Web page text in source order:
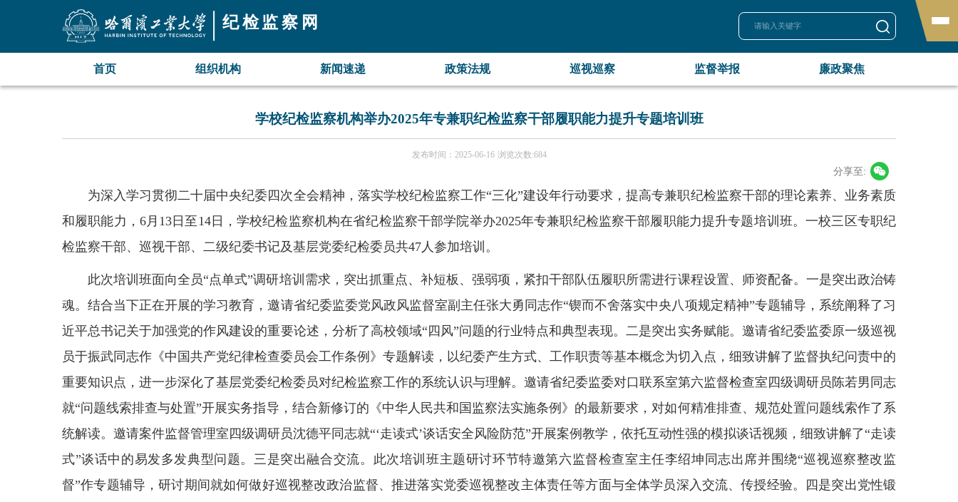
纪检监察网
首页 组织机构 新闻速递 政策法规 巡视巡察 监督举报 廉政聚焦
部门分工
工作动态
政策法规
校内制度
校内快讯
规范文件
举报须知
廉洁文化
纪法小课
分享至:
学校纪检监察机构举办2025年专兼职纪检监察干部履职能力提升专题培训班
发布时间：2025-06-16 浏览次数:684
为深入学习贯彻二十届中央纪委四次全会精神，落实学校纪检监察工作“三化”建设年行动要求，提高专兼职纪检监察干部的理论素养、业务素质
和履职能力， 6月 13日至14日，学校纪检监察机构在省纪检监察干部学院举办2025年专兼职纪检监察干部履职能力提升专题培训班。一校三区专职纪
检监察干部、巡视干部、二级纪委书记及基层党委纪检委员共47 人参加培训。
此次培训班面向全员“点单式”调研培训需求，突出抓重点、补短板、强弱项，紧扣干部队伍履职所需进行课程设置、师资配备。 一是突出政治铸
魂。结合当下正在开展的学习教育，邀请省纪委监委党风政风监督室副主任张大勇同志作“锲而不舍落实中央八项规定精神”专题辅导，系统阐释了习
近平总书记关于加强党的作风建设的重要论述，分析了高校领域“四风”问题的行业特点和典型表现。 二是突出实务赋能。邀请省纪委监委原一级巡视
员于振武同志作《中国共产党纪律检查委员会工作条例》专题解读，以纪委产生方式、工作职责等基本概念为切入点，细致讲解了监督执纪问责中的
重要知识点，进一步深化了基层党委纪检委员对纪检监察工作的系统认识与理解。邀请省纪委监委对口联系室第六监督检查室四级调研员陈若男同志
就“问题线索排查与处置”开展实务指导，结合新修订的《中华人民共和国监察法实施条例》的最新要求，对如何精准排查、规范处置问题线索作了系
统解读。邀请案件监督管理室四级调研员沈德平同志就“‘走读式’谈话安全风险防范”开展案例教学，依托互动性强的模拟谈话视频，细致讲解了“走读
式”谈话中的易发多发典型问题。 三是突出融合交流。 此次培训班主题研讨环节特邀第六监督检查室主任李绍坤同志出席并围绕“巡视巡察整改监
督”作专题辅导，研讨期间就如何做好巡视整改政治监督、推进落实党委巡视整改主体责任等方面与全体学员深入交流、传授经验。 四是突出党性锻